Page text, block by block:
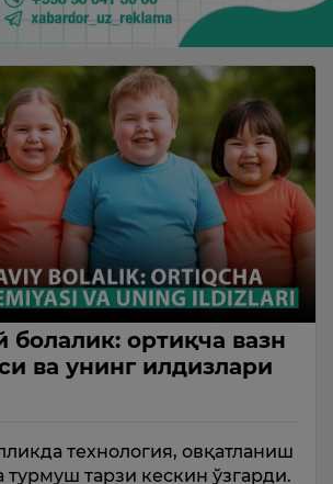
болалик: ортиқча вазн
ва унинг илдизлари
технология, овқатланиш
турмуш тарзи кескин ўзгарди.